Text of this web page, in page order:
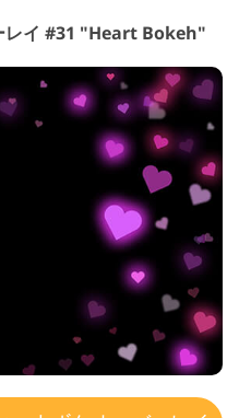
レイ #31 "Heart Bokeh"